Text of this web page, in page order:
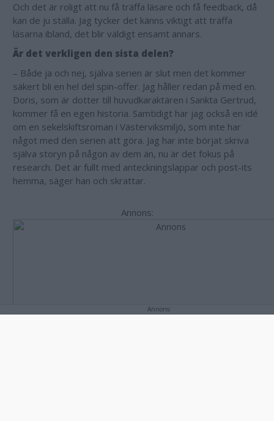
Och det är roligt att nu få träffa läsare och få feedback, då
kan de ju ställa. Jag tycker det känns viktigt att träffa
läsarna ibland, det blir väldigt ensamt annars.
Är det verkligen den sista delen?
– Både ja och nej, själva serien är slut men det kommer
säkert bli en hel del spin-offer. Jag håller redan på med en.
Doris, som är dotter till huvudkaraktären i Sankta Gertrud,
kommer få en egen historia. Samtidigt har jag också en idé
om en sekelskiftsroman i Västerviksmiljö, som inte har
något med den serien att göra. Jag har inte börjat skriva
själva storyn på någon av dem än, nu är det fokus på
research. Det är fullt med anteckningslappar och post-its
hemma, säger han och skrattar.
Annons:
Annons: